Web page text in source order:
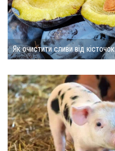
Як очистити сливи від кісточок